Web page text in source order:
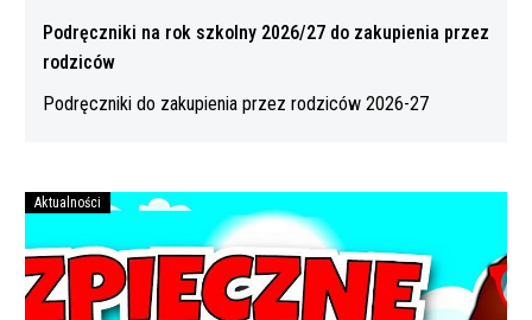
Podręczniki na rok szkolny 2026/27 do zakupienia przez
rodziców
Podręczniki do zakupienia przez rodziców 2026-27
Bezpiecznych
wakacji
Aktualności